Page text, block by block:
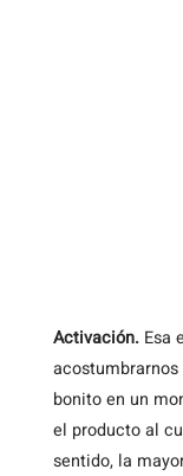
Activación. Esa
bonito en un
el producto al
sentido, la